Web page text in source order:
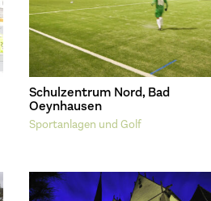
Schulzentrum Nord, Bad
Oeynhausen
Sportanlagen und Golf